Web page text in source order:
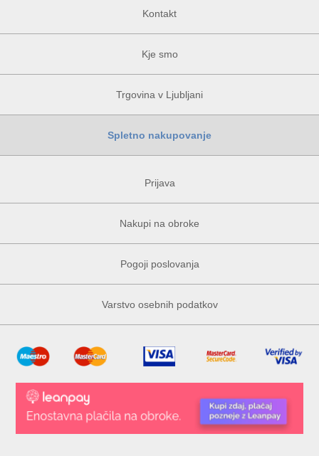
Kontakt
Kje smo
Trgovina v Ljubljani
Spletno nakupovanje
Prijava
Nakupi na obroke
Pogoji poslovanja
Varstvo osebnih podatkov